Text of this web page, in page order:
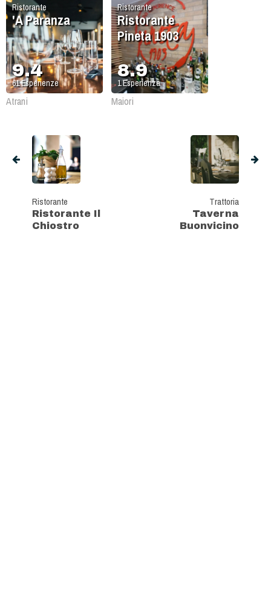
Ristorante
'A Paranza
9.4
61Esperienze
Atrani
Ristorante
Ristorante
Pineta 1903
8.9
1Esperienza
Maiori
Ristorante
Ristorante Il
Chiostro
Trattoria
Taverna
Buonvicino